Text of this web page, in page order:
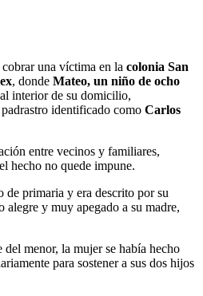
una víctima en la colonia San
, donde Mateo, un niño de ocho
interior de su domicilio,
identificado como Carlos
entre vecinos y familiares,
hecho no quede impune.
de primaria y era descrito por su
alegre y muy apegado a su madre,
menor, la mujer se había hecho
para sostener a sus dos hijos